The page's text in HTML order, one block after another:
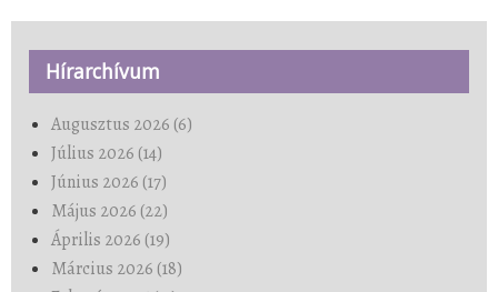
Hírarchívum
Augusztus 2026 (6)
Július 2026 (14)
Június 2026 (17)
Május 2026 (22)
Április 2026 (19)
Március 2026 (18)